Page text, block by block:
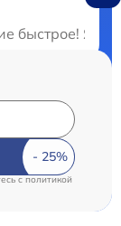
быстрое! Я
c политикой